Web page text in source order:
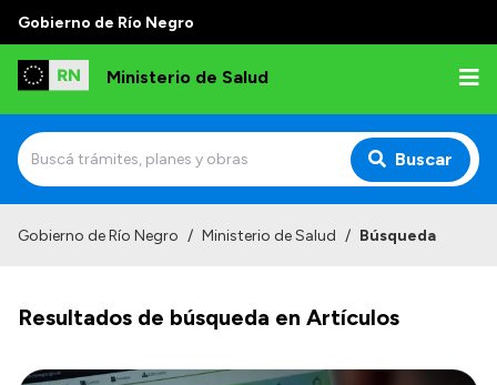
Gobierno de Río Negro
Ministerio de Salud
Buscar
Normativa y Funciones
Autoridades
Gobierno de Río Negro / Ministerio de Salud / Búsqueda
Resultados de búsqueda en Artículos